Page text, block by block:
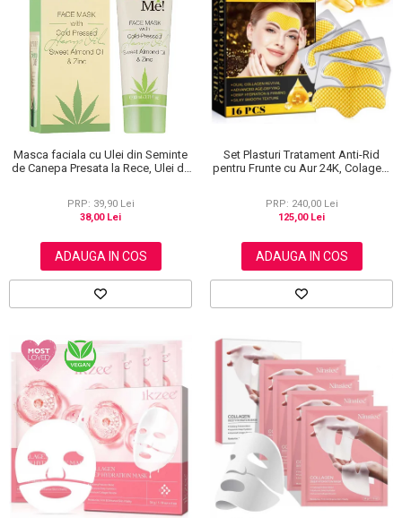
Masca faciala cu Ulei din Seminte
de Canepa Presata la Rece, Ulei de
PRP: 39,90 Lei
38,00 Lei
ADAUGA IN COS
Set Plasturi Tratament Anti-Rid
pentru Frunte cu Aur 24K, Colagen,
PRP: 240,00 Lei
125,00 Lei
ADAUGA IN COS